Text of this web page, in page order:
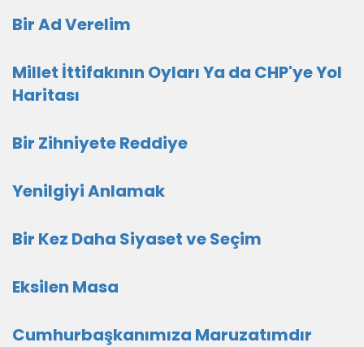
Bir Ad Verelim
Millet İttifakının Oyları Ya da CHP'ye Yol
Haritası
Bir Zihniyete Reddiye
Yenilgiyi Anlamak
Bir Kez Daha Siyaset ve Seçim
Eksilen Masa
Cumhurbaşkanımıza Maruzatımdır